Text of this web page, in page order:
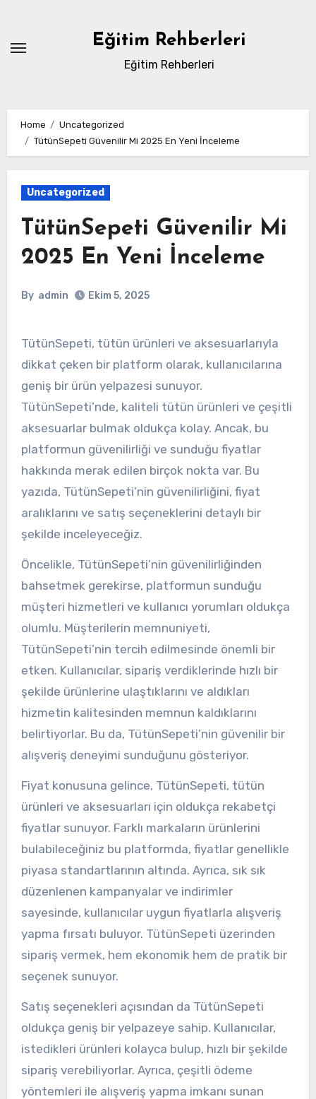
content
Eğitim Rehberleri
Eğitim Rehberleri
Home
Uncategorized
TütünSepeti Güvenilir Mi 2025 En Yeni İnceleme
Uncategorized
TütünSepeti Güvenilir Mi
2025 En Yeni İnceleme
By admin Ekim 5, 2025
TütünSepeti, tütün ürünleri ve aksesuarlarıyla
dikkat çeken bir platform olarak, kullanıcılarına
geniş bir ürün yelpazesi sunuyor.
TütünSepeti’nde, kaliteli tütün ürünleri ve çeşitli
aksesuarlar bulmak oldukça kolay. Ancak, bu
platformun güvenilirliği ve sunduğu fiyatlar
hakkında merak edilen birçok nokta var. Bu
yazıda, TütünSepeti’nin güvenilirliğini, fiyat
aralıklarını ve satış seçeneklerini detaylı bir
şekilde inceleyeceğiz.
Öncelikle, TütünSepeti’nin güvenilirliğinden
bahsetmek gerekirse, platformun sunduğu
müşteri hizmetleri ve kullanıcı yorumları oldukça
olumlu. Müşterilerin memnuniyeti,
TütünSepeti’nin tercih edilmesinde önemli bir
etken. Kullanıcılar, sipariş verdiklerinde hızlı bir
şekilde ürünlerine ulaştıklarını ve aldıkları
hizmetin kalitesinden memnun kaldıklarını
belirtiyorlar. Bu da, TütünSepeti’nin güvenilir bir
alışveriş deneyimi sunduğunu gösteriyor.
Fiyat konusuna gelince, TütünSepeti, tütün
ürünleri ve aksesuarları için oldukça rekabetçi
fiyatlar sunuyor. Farklı markaların ürünlerini
bulabileceğiniz bu platformda, fiyatlar genellikle
piyasa standartlarının altında. Ayrıca, sık sık
düzenlenen kampanyalar ve indirimler
sayesinde, kullanıcılar uygun fiyatlarla alışveriş
yapma fırsatı buluyor. TütünSepeti üzerinden
sipariş vermek, hem ekonomik hem de pratik bir
seçenek sunuyor.
Satış seçenekleri açısından da TütünSepeti
oldukça geniş bir yelpazeye sahip. Kullanıcılar,
istedikleri ürünleri kolayca bulup, hızlı bir şekilde
sipariş verebiliyorlar. Ayrıca, çeşitli ödeme
yöntemleri ile alışveriş yapma imkanı sunan